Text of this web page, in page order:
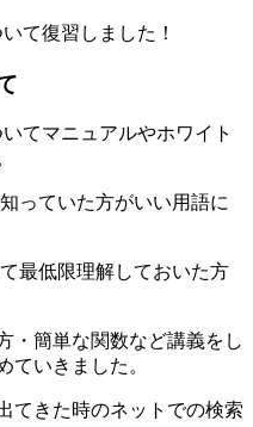
て復習しました！
てマニュアルやホワイト
っていた方がいい用語に
最低限理解しておいた方
・簡単な関数など講義をし
ていきました。
てきた時のネットでの検索